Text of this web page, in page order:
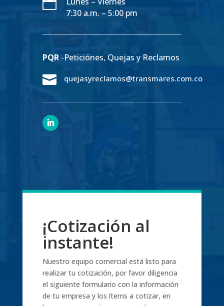

7:30 a.m. – 5:00 pm
PQR-Peticiónes, Quejas y Reclamos
 quejasyreclamos@transmares.com.co
¡Cotización al
instante!
Nuestro equipo comercial está listo para
realizar tu cotización, por favor diligencia
el siguiente formulario con la información
de tu empresa y los ítems a cotizar, en